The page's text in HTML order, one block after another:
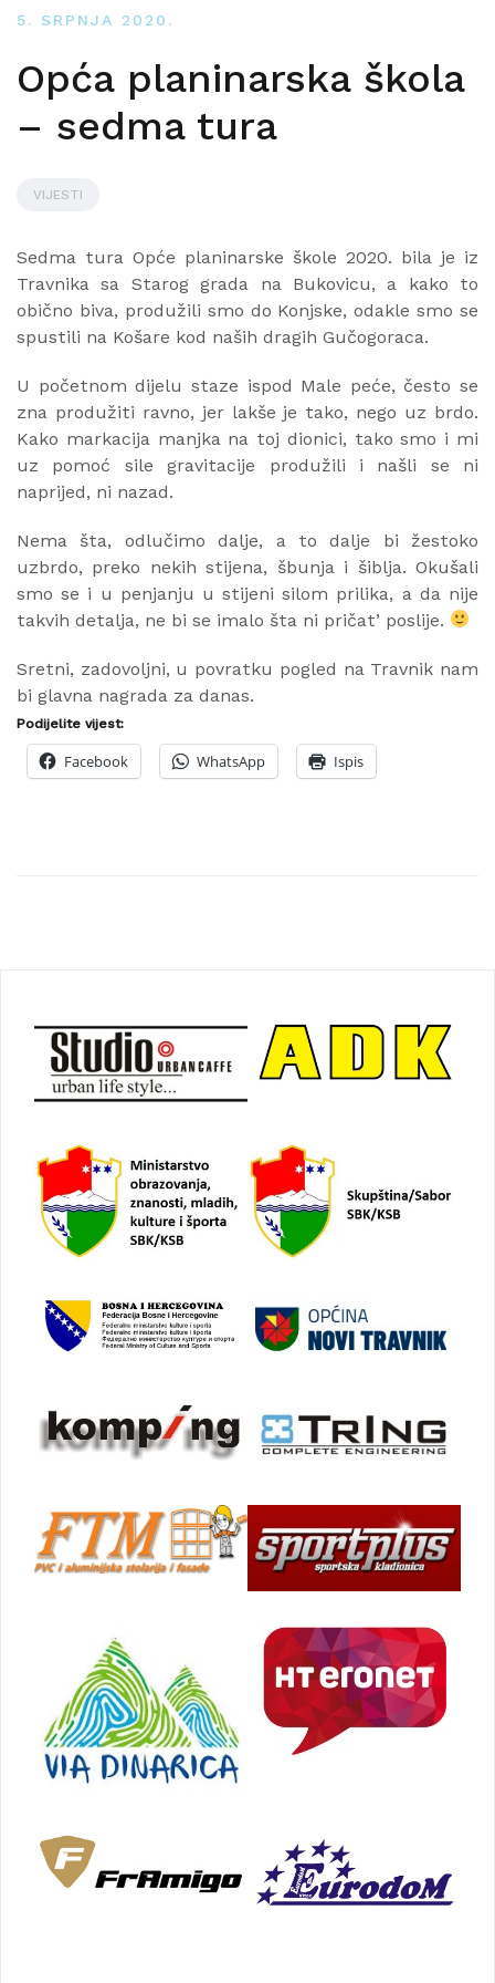
5. SRPNJA 2020.
Opća planinarska škola
– sedma tura
VIJESTI
Sedma tura Opće planinarske škole 2020. bila je iz
Travnika sa Starog grada na Bukovicu, a kako to
obično biva, produžili smo do Konjske, odakle smo se
spustili na Košare kod naših dragih Gučogoraca.
U početnom dijelu staze ispod Male peće, često se
zna produžiti ravno, jer lakše je tako, nego uz brdo.
Kako markacija manjka na toj dionici, tako smo i mi
uz pomoć sile gravitacije produžili i našli se ni
naprijed, ni nazad.
Nema šta, odlučimo dalje, a to dalje bi žestoko
uzbrdo, preko nekih stijena, šbunja i šiblja. Okušali
smo se i u penjanju u stijeni silom prilika, a da nije
takvih detalja, ne bi se imalo šta ni pričat’ poslije.
Sretni, zadovoljni, u povratku pogled na Travnik nam
bi glavna nagrada za danas.
Podijelite vijest:
Facebook WhatsApp Ispis